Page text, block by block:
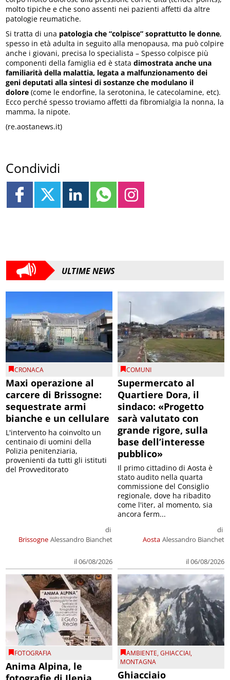
molto tipiche e che sono assenti nei pazienti affetti da altre
patologie reumatiche.
Si tratta di una patologia che “colpisce” soprattutto le donne,
spesso in età adulta in seguito alla menopausa, ma può colpire
anche i giovani, precisa lo specialista – Spesso colpisce più
componenti della famiglia ed è statadimostrata anche una
familiarità della malattia, legata a malfunzionamento dei
geni deputati alla sintesi di sostanze che modulano il
dolore (come le endorfine, la serotonina, le catecolamine, etc).
Ecco perché spesso troviamo affetti da fibromialgia la nonna, la
mamma, la nipote.
(re.aostanews.it)
Condividi
ULTIME NEWS
CRONACA
Maxi operazione al
carcere di Brissogne:
sequestrate armi
bianche e un cellulare
Brissogne
di
Alessandro Bianchet
il 06/08/2026
L'intervento ha coinvolto un
centinaio di uomini della
Polizia penitenziaria,
provenienti da tutti gli istituti
del Provveditorato
COMUNI
Supermercato al
Quartiere Dora, il
sindaco: «Progetto
sarà valutato con
grande rigore, sulla
base dell’interesse
pubblico»
Aosta
di
Alessandro Bianchet
il 06/08/2026
Il primo cittadino di Aosta è
stato audito nella quarta
commissione del Consiglio
regionale, dove ha ribadito
come l'iter, al momento, sia
ancora ferm...
FOTOGRAFIA
Anima Alpina, le
AMBIENTE,GHIACCIAI,
MONTAGNA
Ghiacciaio